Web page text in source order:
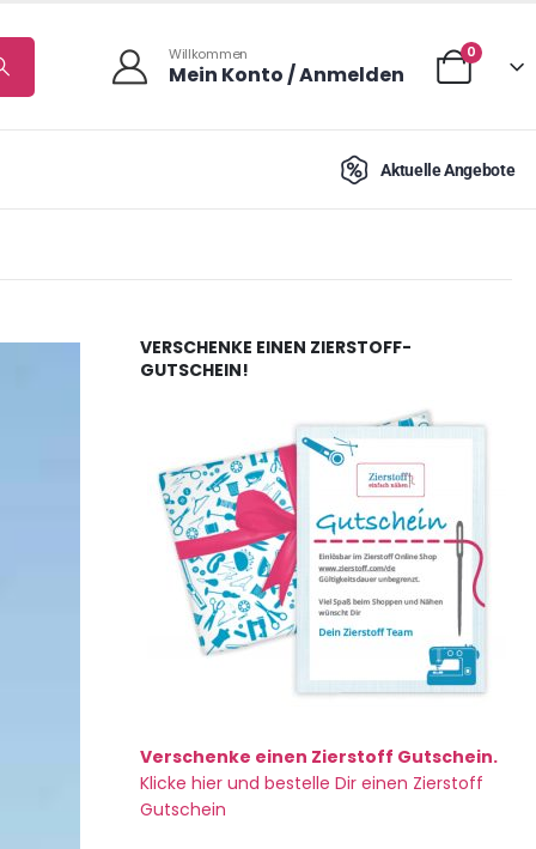
Willkommen
Mein Konto / Anmelden
0
Aktuelle Angebote
VERSCHENKE EINEN ZIERSTOFF-
GUTSCHEIN!
Verschenke einen Zierstoff Gutschein.
Klicke hier und bestelle Dir einen Zierstoff
Gutschein